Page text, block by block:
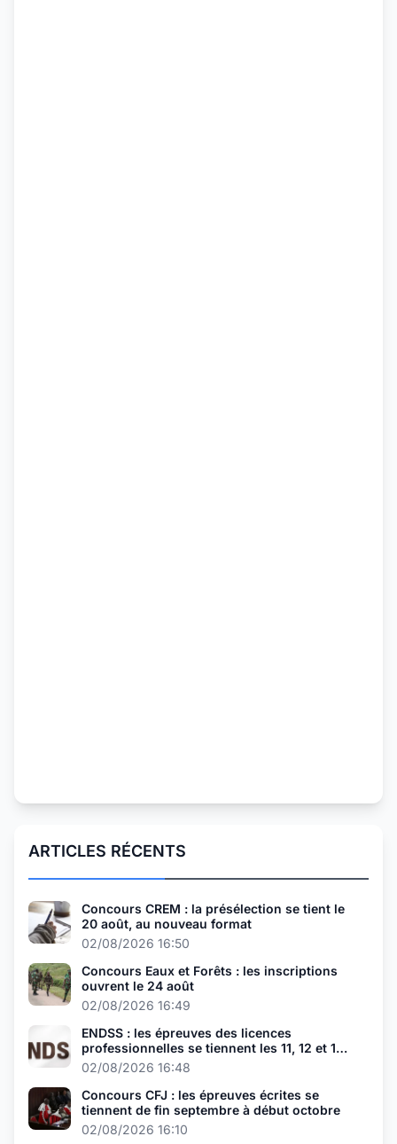
ARTICLES RÉCENTS
Concours CREM : la présélection se tient le
20 août, au nouveau format
02/08/2026 16:50
Concours Eaux et Forêts : les inscriptions
ouvrent le 24 août
02/08/2026 16:49
ENDSS : les épreuves des licences
professionnelles se tiennent les 11, 12 et 13
août
02/08/2026 16:48
Concours CFJ : les épreuves écrites se
tiennent de fin septembre à début octobre
02/08/2026 16:10